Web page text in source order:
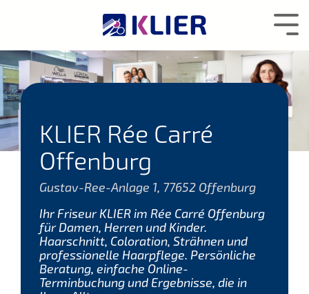
KLIER Rée Carré
Offenburg
Gustav-Ree-Anlage 1, 77652 Offenburg
Ihr Friseur KLIER im Rée Carré Offenburg
für Damen, Herren und Kinder.
Haarschnitt, Coloration, Strähnen und
professionelle Haarpflege. Persönliche
Beratung, einfache Online-
Terminbuchung und Ergebnisse, die in